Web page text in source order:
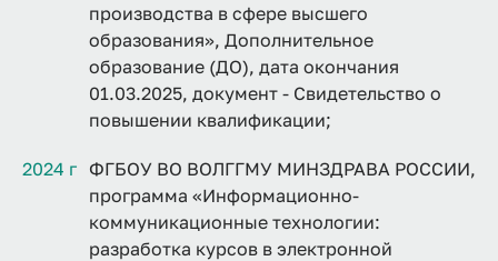
производства в сфере высшего
образования», Дополнительное
образование (ДО), дата окончания
01.03.2025, документ - Свидетельство о
повышении квалификации;
2024 г ФГБОУ ВО ВОЛГГМУ МИНЗДРАВА РОССИИ,
программа «Информационно-
коммуникационные технологии:
разработка курсов в электронной